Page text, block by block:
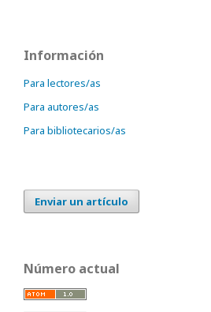
Información
Para lectores/as
Para autores/as
Para bibliotecarios/as
Enviar un artículo
Número actual